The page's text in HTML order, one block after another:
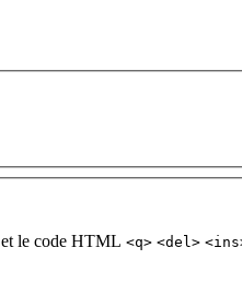
et le code HTML <q> <del>